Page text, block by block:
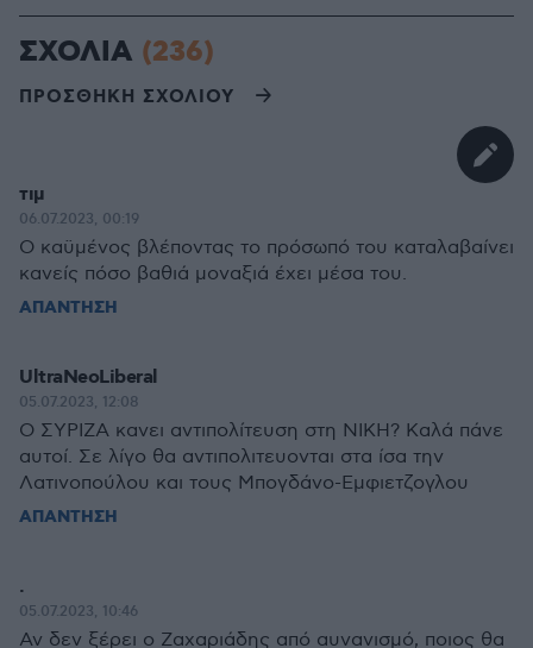
ΣΧΟΛΙΑ (236)
ΠΡΟΣΘΗΚΗ ΣΧΟΛΙΟΥ
τιμ
06.07.2023, 00:19
O καϋμένος βλέποντας το πρόσωπό του καταλαβαίνει
κανείς πόσο βαθιά μοναξιά έχει μέσα του.
ΑΠΑΝΤΗΣΗ
UltraNeoLiberal
05.07.2023, 12:08
Ο ΣΥΡΙΖΑ κανει αντιπολίτευση στη ΝΙΚΗ? Καλά πάνε
αυτοί. Σε λίγο θα αντιπολιτευονται στα ίσα την
Λατινοπούλου και τους Μπογδάνο-Εμφιετζογλου
ΑΠΑΝΤΗΣΗ
.
05.07.2023, 10:46
Αν δεν ξέρει ο Ζαχαριάδης από αυνανισμό, ποιος θα